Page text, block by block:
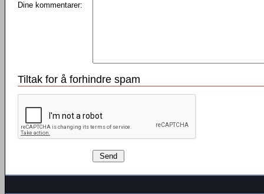
Dine kommentarer:
Tiltak for å forhindre spam